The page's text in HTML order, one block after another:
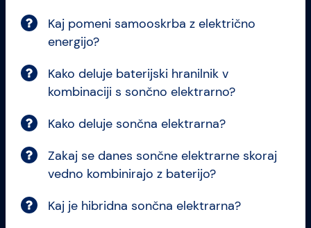
Kaj pomeni samooskrba z električno
energijo?
Kako deluje baterijski hranilnik v
kombinaciji s sončno elektrarno?
Kako deluje sončna elektrarna?
Zakaj se danes sončne elektrarne skoraj
vedno kombinirajo z baterijo?
Kaj je hibridna sončna elektrarna?